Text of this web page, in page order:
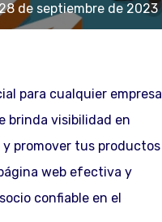
28 de septiembre de 2023
para cualquier empresa
brinda visibilidad en
promover tus productos
web efectiva y
confiable en el